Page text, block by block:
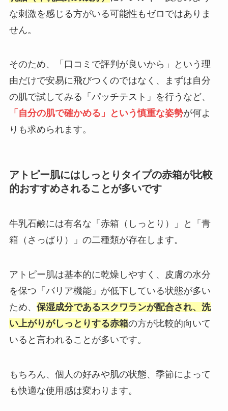
な刺激を感じる方がいる可能性もゼロではありま
せん。
そのため、「口コミで評判が良いから」という理
由だけで安易に飛びつくのではなく、まずは自分
の肌で試してみる「パッチテスト」を行うなど、
「自分の肌で確かめる」という慎重な姿勢が何よ
りも求められます。
アトピー肌にはしっとりタイプの赤箱が比較
的おすすめされることが多いです
牛乳石鹸には有名な「赤箱（しっとり）」と「青
箱（さっぱり）」の二種類が存在します。
アトピー肌は基本的に乾燥しやすく、皮膚の水分
を保つ「バリア機能」が低下している状態が多い
ため、 保湿成分であるスクワランが配合され、洗
い上がりがしっとりする赤箱の方が比較的向いて
いると言われることが多いです。
もちろん、個人の好みや肌の状態、季節によって
も快適な使用感は変わります。